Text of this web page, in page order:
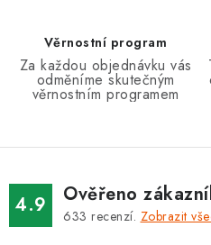
Věrnostní program
Za každou objednávku vás
odměníme skutečným
věrnostním programem
4.9 Ověřeno
633 recenzí. Zobrazit